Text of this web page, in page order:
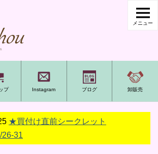
プ Instagram ブログ 卸販売
★買付け直前シークレット
31